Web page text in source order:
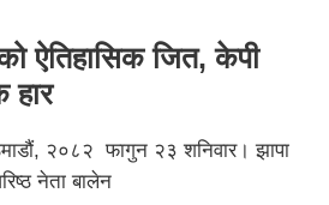
ऐतिहासिक जित, केपी
हार
२०८२ फागुन २३ शनिवार। झापा
नेता बालेन